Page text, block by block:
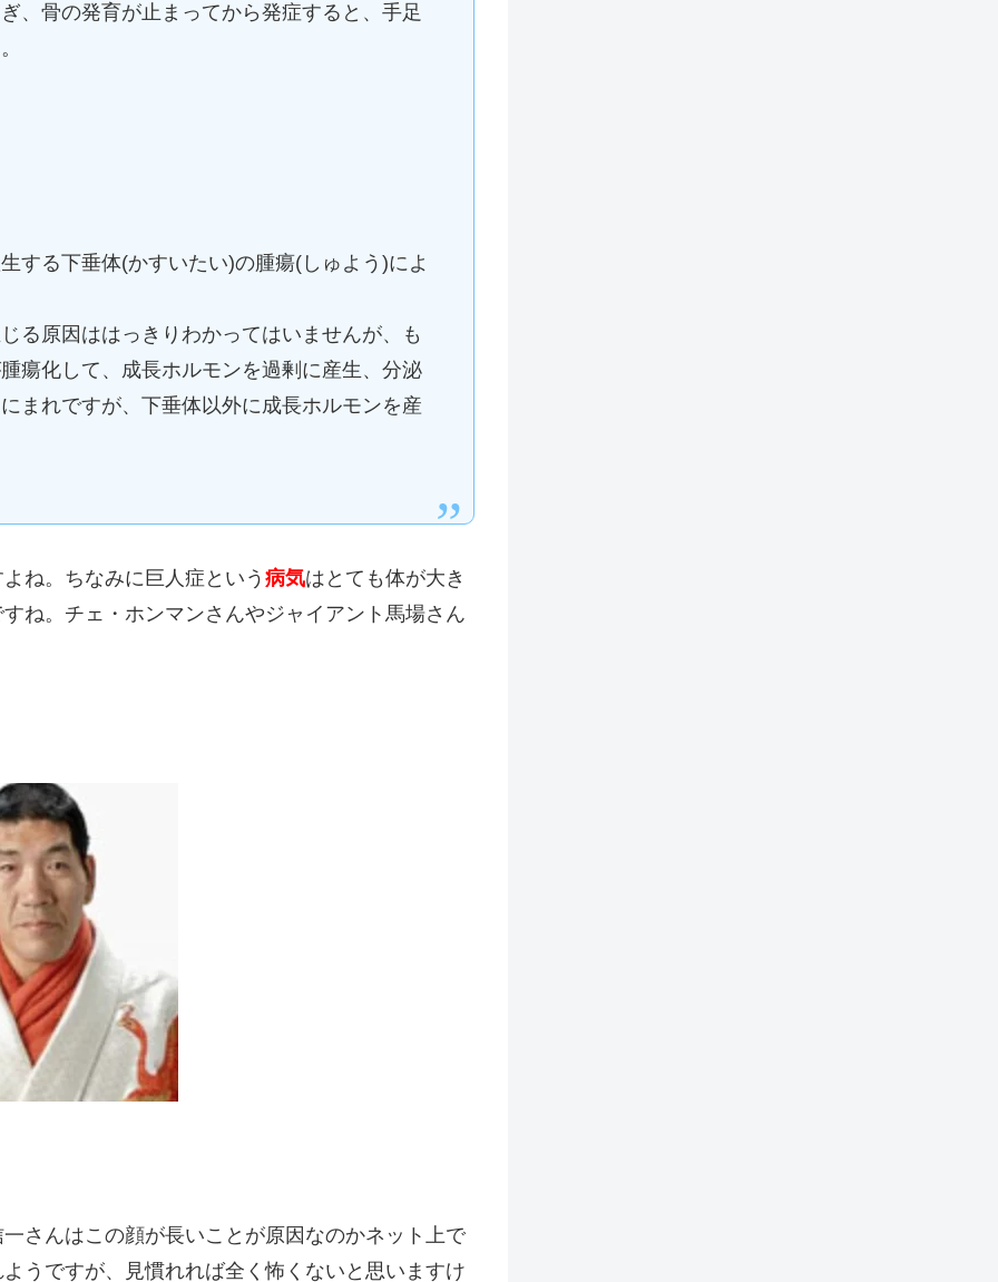
、骨の発育が止まってから発症すると、手足
する下垂体(かすいたい)の腫瘍(しゅよう)によ
る原因ははっきりわかってはいませんが、も
瘍化して、成長ホルモンを過剰に産生、分泌
まれですが、下垂体以外に成長ホルモンを産
ね。ちなみに巨人症という 病気はとても体が大き
ね。チェ・ホンマンさんやジャイアント馬場さん
さんはこの顔が長いことが原因なのかネット上で
うですが、見慣れれば全く怖くないと思いますけ